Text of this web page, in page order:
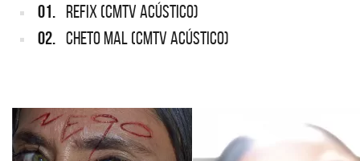
01. REFIX (CMTV ACÚSTICO)
02. CHETO MAL (CMTV ACÚSTICO)